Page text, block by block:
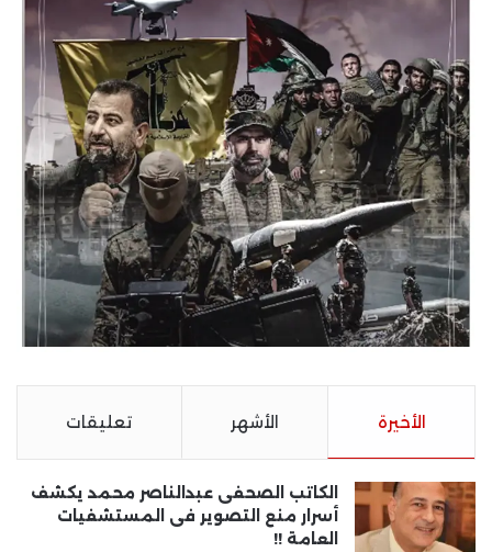
الأخيرة الأشهر تعليقات
الكاتب الصحفى عبدالناصر محمد يكشف
أسرار منع التصوير فى المستشفيات
العامة !!